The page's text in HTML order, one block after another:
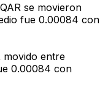
se movieron
fue 0.00084 con
movido entre
0.00084 con